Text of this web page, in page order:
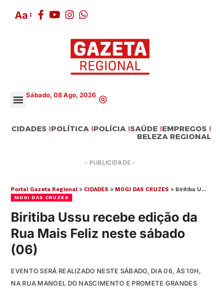
Aa
Sábado, 08 Ago, 2026
CIDADES POLÍTICA POLÍCIA SAÚDE EMPREGOS
BELEZA REGIONAL
- PUBLICIDADE -
Portal Gazeta Regional > CIDADES > MOGI DAS CRUZES > Biritiba Ussu recebe edição da Rua Mais Feliz neste sábado (06)
MOGI DAS CRUZES
Biritiba Ussu recebe edição da
Rua Mais Feliz neste sábado
(06)
EVENTO SERÁ REALIZADO NESTE SÁBADO, DIA 06, ÀS 10H,
NA RUA MANOEL DO NASCIMENTO E PROMETE GRANDES